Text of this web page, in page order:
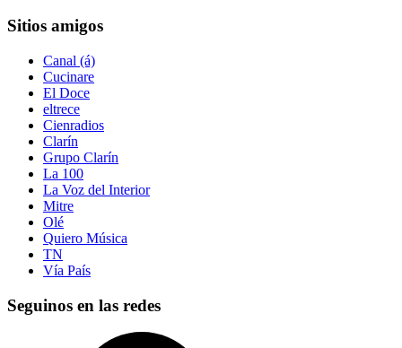
Sitios amigos
Canal (á)
Cucinare
El Doce
eltrece
Cienradios
Clarín
Grupo Clarín
La 100
La Voz del Interior
Mitre
Olé
Quiero Música
TN
Vía País
Seguinos en las redes